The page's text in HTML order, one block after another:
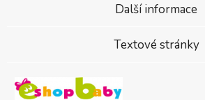
Další informace
Textové stránky